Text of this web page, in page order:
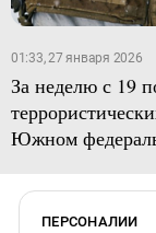
01:33, 27 января 2026
За неделю с 19
Южном
ПЕРСОНАЛИИ